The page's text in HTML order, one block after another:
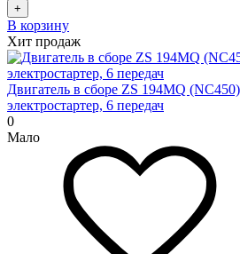
+
В корзину
Хит продаж
Двигатель в сборе ZS 194MQ
электростартер, 6 передач
0
Мало